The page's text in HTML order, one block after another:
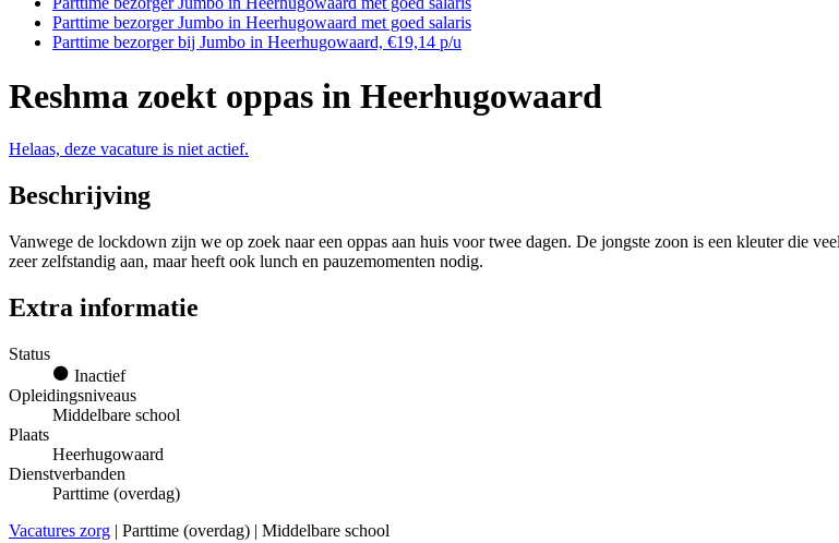
Parttime bezorger Jumbo in Heerhugowaard met goed salaris
Parttime bezorger bij Jumbo in Heerhugowaard, €19,14 p/u
Reshma zoekt oppas in Heerhugowaard
Helaas, deze vacature is niet actief.
Beschrijving
Vanwege de lockdown zijn we op zoek naar een oppas aan huis voor twee dagen. De jongste zoon is een kleuter die
zeer zelfstandig aan, maar heeft ook lunch en pauzemomenten nodig.
Extra informatie
Status
Inactief
Opleidingsniveaus
Middelbare school
Plaats
Heerhugowaard
Dienstverbanden
Parttime (overdag)
Vacatures zorg | Parttime (overdag) | Middelbare school